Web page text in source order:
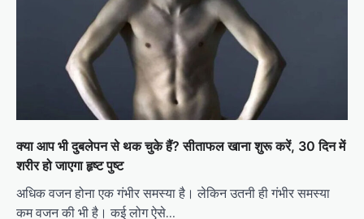
क्या आप भी दुबलेपन से थक चुके हैं? सीताफल खाना शुरू करें, 30 दिन में
शरीर हो जाएगा हृष्ट पुष्ट
अधिक वजन होना एक गंभीर समस्या है। लेकिन उतनी ही गंभीर समस्या
कम वजन की भी है। कई लोग ऐसे…